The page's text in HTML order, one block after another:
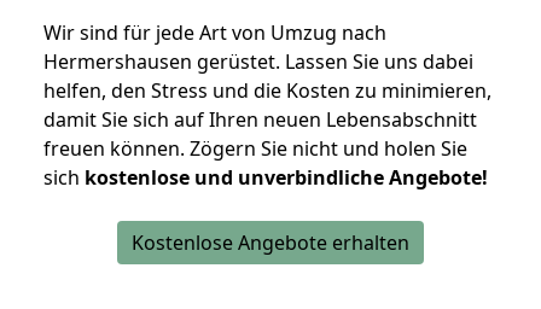
Wir sind für jede Art von Umzug nach
Hermershausen gerüstet. Lassen Sie uns dabei
helfen, den Stress und die Kosten zu minimieren,
damit Sie sich auf Ihren neuen Lebensabschnitt
freuen können. Zögern Sie nicht und holen Sie
sich kostenlose und unverbindliche Angebote!
Kostenlose Angebote erhalten